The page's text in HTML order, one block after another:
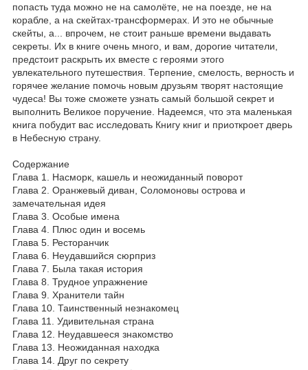
попасть туда можно не на самолёте, не на поезде, не на
корабле, а на скейтах-трансформерах. И это не обычные
скейты, а... впрочем, не стоит раньше времени выдавать
секреты. Их в книге очень много, и вам, дорогие читатели,
предстоит раскрыть их вместе с героями этого
увлекательного путешествия. Терпение, смелость, верность и
горячее желание помочь новым друзьям творят настоящие
чудеса! Вы тоже сможете узнать самый большой секрет и
выполнить Великое поручение. Надеемся, что эта маленькая
книга побудит вас исследовать Книгу книг и приоткроет дверь
в Небесную страну.
Содержание
Глава 1. Насморк, кашель и неожиданный поворот
Глава 2. Оранжевый диван, Соломоновы острова и
замечательная идея
Глава 3. Особые имена
Глава 4. Плюс один и восемь
Глава 5. Ресторанчик
Глава 6. Неудавшийся сюрприз
Глава 7. Была такая история
Глава 8. Трудное упражнение
Глава 9. Хранители тайн
Глава 10. Таинственный незнакомец
Глава 11. Удивительная страна
Глава 12. Неудавшееся знакомство
Глава 13. Неожиданная находка
Глава 14. Друг по секрету